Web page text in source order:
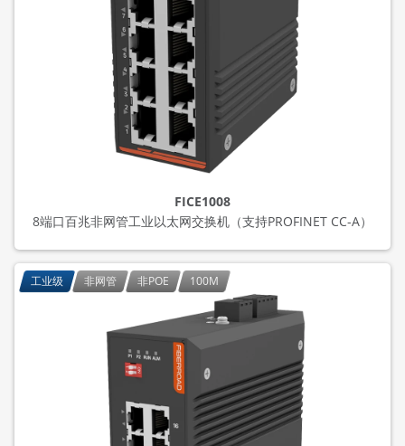
FICE1008
8端口百兆非网管工业以太网交换机（支持PROFINET CC-A）
工业级 非网管 非POE 100M